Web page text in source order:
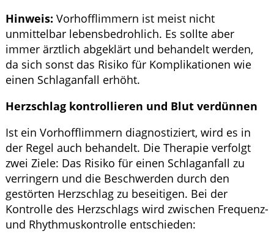
Hinweis: Vorhofflimmern ist meist nicht
unmittelbar lebensbedrohlich. Es sollte aber
immer ärztlich abgeklärt und behandelt werden,
da sich sonst das Risiko für Komplikationen wie
einen Schlaganfall erhöht.
Herzschlag kontrollieren und Blut verdünnen
Ist ein Vorhofflimmern diagnostiziert, wird es in
der Regel auch behandelt. Die Therapie verfolgt
zwei Ziele: Das Risiko für einen Schlaganfall zu
verringern und die Beschwerden durch den
gestörten Herzschlag zu beseitigen. Bei der
Kontrolle des Herzschlags wird zwischen Frequenz-
und Rhythmuskontrolle entschieden: